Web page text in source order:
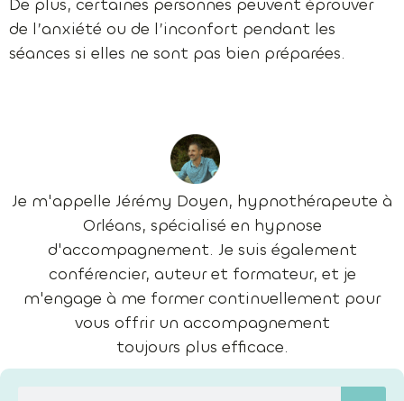
De plus, certaines personnes peuvent éprouver
de l’anxiété ou de l’inconfort pendant les
séances si elles ne sont pas bien préparées.
Je m'appelle Jérémy Doyen, hypnothérapeute à
Orléans, spécialisé en hypnose
d'accompagnement. Je suis également
conférencier, auteur et formateur, et je
m'engage à me former continuellement pour
vous offrir un accompagnement
toujours plus efficace.